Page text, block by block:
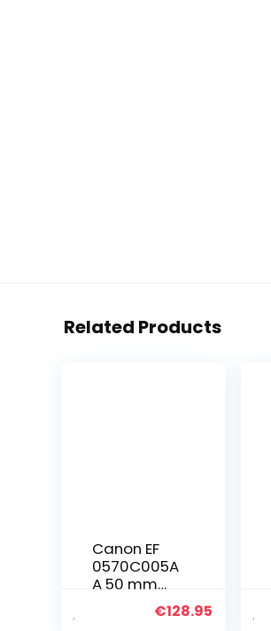
Related Products
Canon EF
0570C005A
A 50 mm
Lens, zwart,
€128.95